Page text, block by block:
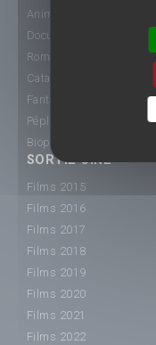
Animation
Documentaire
Romance
Catastrophe
Fantastique
Péplum
Biopic
SORTIE CINÉ
Films 2015
Films 2016
Films 2017
Films 2018
Films 2019
Films 2020
Films 2021
Films 2022